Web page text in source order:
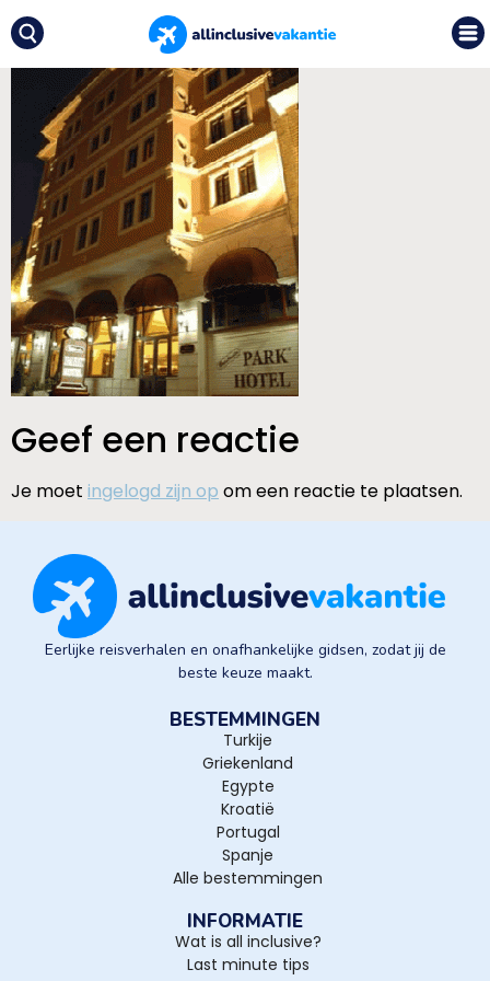
Geef een reactie
Je moet ingelogd zijn op om een reactie te plaatsen.
Eerlijke reisverhalen en onafhankelijke gidsen, zodat jij de
beste keuze maakt.
BESTEMMINGEN
Turkije
Griekenland
Egypte
Kroatië
Portugal
Spanje
Alle bestemmingen
INFORMATIE
Wat is all inclusive?
Last minute tips